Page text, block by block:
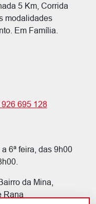
5 Km, Corrida
modalidades
Em Família.
695 128
6ª feira, das 9h00
da Mina,
Rana